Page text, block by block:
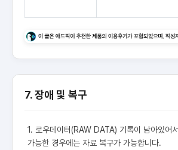
7. 장애 및 복구
1. 로우데이터(RAW DATA) 기록이 남아있어
가능한 경우에는 자료 복구가 가능합니다.